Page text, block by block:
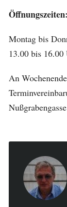
Öffnungszeiten:
Montag bis
13.00 bis
An